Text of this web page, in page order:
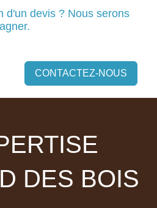
d'un devis ? Nous serons
CONTACTEZ-NOUS
DES BOIS